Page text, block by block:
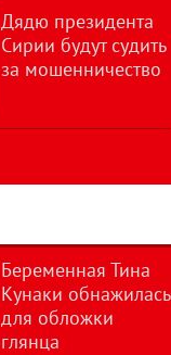
Дядю президента
Сирии будут судить
за мошенничество
Беременная Тина
Кунаки обнажилась
для обложки
глянца